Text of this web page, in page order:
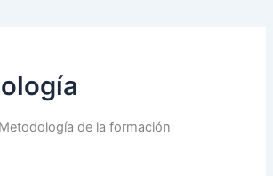
de la formación